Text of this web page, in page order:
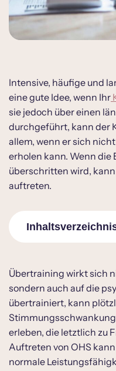
Intensive, häufige und
eine gute Idee, wenn Ihr
sie jedoch über einen
durchgeführt, kann der
allem, wenn er sich
erholen kann. Wenn
überschritten wird,
auftreten.
Was tun bei
Symptome
Beispiele
Wie ein
wird
Übertraining wirkt sich
sondern auch auf die
übertrainiert, kann
erleben, die letztlich zu
Auftreten von OHS
normale